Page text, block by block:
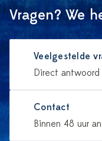
Vragen? We
Veelgestelde
Direct
Contact
Binnen 48 uur